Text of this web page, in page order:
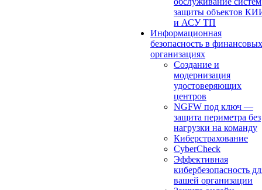
защиты объектов
и АСУ ТП
Информационная
безопасность в финансовых
организациях
Создание и
модернизация
удостоверяющих
центров
NGFW под ключ —
защита периметра без
нагрузки на команду
Киберстрахование
CyberCheck
Эффективная
кибербезопасность
вашей организации